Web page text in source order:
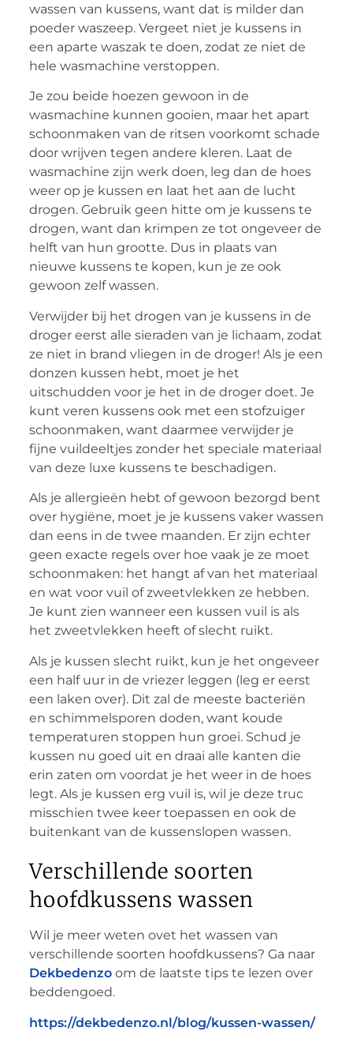
wassen van kussens, want dat is milder dan
poeder waszeep. Vergeet niet je kussens in
een aparte waszak te doen, zodat ze niet de
hele wasmachine verstoppen.
Je zou beide hoezen gewoon in de
wasmachine kunnen gooien, maar het apart
schoonmaken van de ritsen voorkomt schade
door wrijven tegen andere kleren. Laat de
wasmachine zijn werk doen, leg dan de hoes
weer op je kussen en laat het aan de lucht
drogen. Gebruik geen hitte om je kussens te
drogen, want dan krimpen ze tot ongeveer de
helft van hun grootte. Dus in plaats van
nieuwe kussens te kopen, kun je ze ook
gewoon zelf wassen.
Verwijder bij het drogen van je kussens in de
droger eerst alle sieraden van je lichaam, zodat
ze niet in brand vliegen in de droger! Als je een
donzen kussen hebt, moet je het
uitschudden voor je het in de droger doet. Je
kunt veren kussens ook met een stofzuiger
schoonmaken, want daarmee verwijder je
fijne vuildeeltjes zonder het speciale materiaal
van deze luxe kussens te beschadigen.
Als je allergieën hebt of gewoon bezorgd bent
over hygiëne, moet je je kussens vaker wassen
dan eens in de twee maanden. Er zijn echter
geen exacte regels over hoe vaak je ze moet
schoonmaken: het hangt af van het materiaal
en wat voor vuil of zweetvlekken ze hebben.
Je kunt zien wanneer een kussen vuil is als
het zweetvlekken heeft of slecht ruikt.
Als je kussen slecht ruikt, kun je het ongeveer
een half uur in de vriezer leggen (leg er eerst
een laken over). Dit zal de meeste bacteriën
en schimmelsporen doden, want koude
temperaturen stoppen hun groei. Schud je
kussen nu goed uit en draai alle kanten die
erin zaten om voordat je het weer in de hoes
legt. Als je kussen erg vuil is, wil je deze truc
misschien twee keer toepassen en ook de
buitenkant van de kussenslopen wassen.
Verschillende soorten
hoofdkussens wassen
Wil je meer weten ovet het wassen van
verschillende soorten hoofdkussens? Ga naar
Dekbedenzoom de laatste tips te lezen over
beddengoed.
https://dekbedenzo.nl/blog/kussen-wassen/